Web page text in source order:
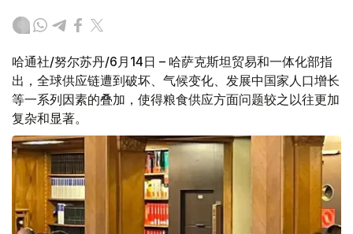
哈通社/努尔苏丹/6月14日 – 哈萨克斯坦贸易和一体化部指
出，全球供应链遭到破坏、气候变化、发展中国家人口增长
等一系列因素的叠加，使得粮食供应方面问题较之以往更加
复杂和显著。